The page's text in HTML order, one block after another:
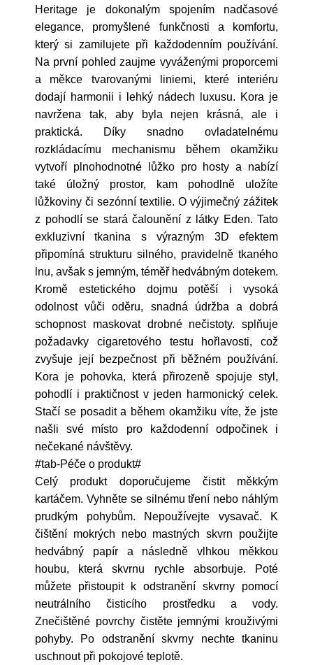
Heritage je dokonalým spojením nadčasové
elegance, promyšlené funkčnosti a komfortu,
který si zamilujete při každodenním používání.
Na první pohled zaujme vyváženými proporcemi
a měkce tvarovanými liniemi, které interiéru
dodají harmonii i lehký nádech luxusu. Kora je
navržena tak, aby byla nejen krásná, ale i
praktická. Díky snadno ovladatelnému
rozkládacímu mechanismu během okamžiku
vytvoří plnohodnotné lůžko pro hosty a nabízí
také úložný prostor, kam pohodlně uložíte
lůžkoviny či sezónní textilie. O výjimečný zážitek
z pohodlí se stará čalounění z látky Eden. Tato
exkluzivní tkanina s výrazným 3D efektem
připomíná strukturu silného, pravidelně tkaného
lnu, avšak s jemným, téměř hedvábným dotekem.
Kromě estetického dojmu potěší i vysoká
odolnost vůči oděru, snadná údržba a dobrá
schopnost maskovat drobné nečistoty. splňuje
požadavky cigaretového testu hořlavosti, což
zvyšuje její bezpečnost při běžném používání.
Kora je pohovka, která přirozeně spojuje styl,
pohodlí i praktičnost v jeden harmonický celek.
Stačí se posadit a během okamžiku víte, že jste
našli své místo pro každodenní odpočinek i
nečekané návštěvy.
#tab-Péče o produkt#
Celý produkt doporučujeme čistit měkkým
kartáčem. Vyhněte se silnému tření nebo náhlým
prudkým pohybům. Nepoužívejte vysavač. K
čištění mokrých nebo mastných skvrn použijte
hedvábný papír a následně vlhkou měkkou
houbu, která skvrnu rychle absorbuje. Poté
můžete přistoupit k odstranění skvrny pomocí
neutrálního čisticího prostředku a vody.
Znečištěné povrchy čistěte jemnými krouživými
pohyby. Po odstranění skvrny nechte tkaninu
uschnout při pokojové teplotě.